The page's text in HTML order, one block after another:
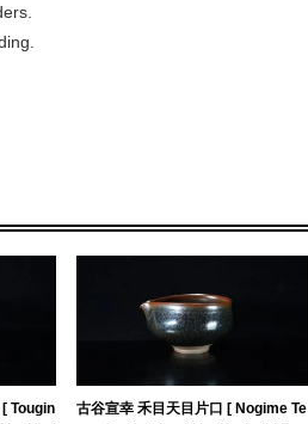
Tougin
古谷宣幸 禾目天目片口 [ Nogime Te